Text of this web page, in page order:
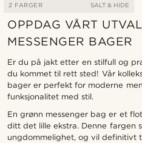
2 FARGER SALT & HIDE
OPPDAG VÅRT
MESSENGER BAGER
Er du på jakt etter en stilfull og
du kommet til rett sted! Vår
bager er perfekt for moderne
funksjonalitet med stil.
En grønn messenger bag er et
ditt det lille ekstra. Denne fargen
ungdommelighet, og vil definitivt